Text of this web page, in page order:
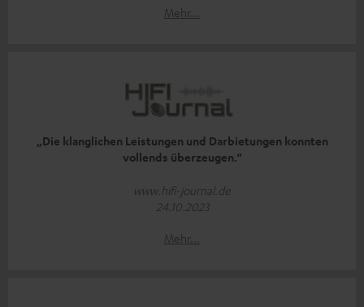
Mehr...
„Die klanglichen Leistungen und Darbietungen konnten
vollends überzeugen.“
www.hifi-journal.de
24.10.2023
Mehr...